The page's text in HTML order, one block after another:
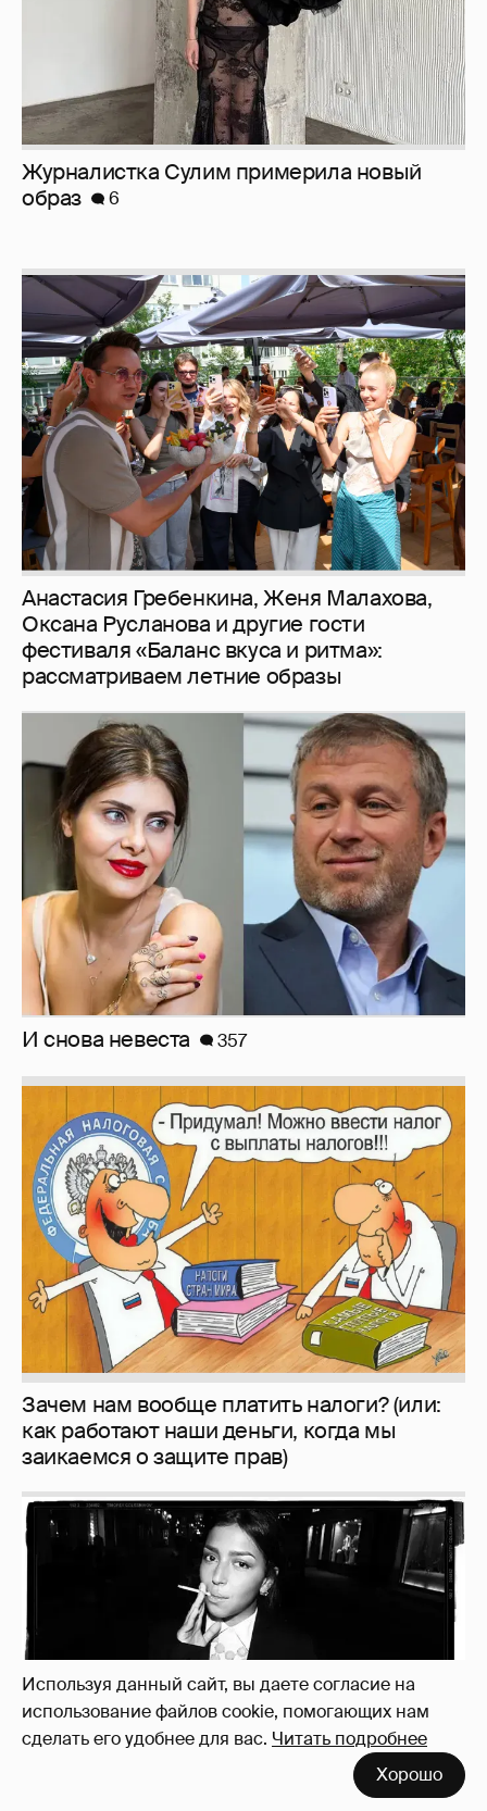
Используя данный сайт, вы даете согласие на
использование файлов cookie, помогающих нам
сделать его удобнее для вас. Читать подробнее
Хорошо
Анастасия Гребенкина, Женя Малахова,
Оксана Русланова и другие гости
фестиваля «Баланс вкуса и ритма»:
рассматриваем летние образы
И снова невеста 357
Зачем нам вообще платить налоги? (или:
как работают наши деньги, когда мы
заикаемся о защите прав)
Рублёвские дочки 187